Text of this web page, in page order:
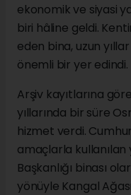
ekonomik ve siyasi
biri hâline geldi.
eden bina, uzun
önemli bir yer edindi.
Arşiv kayıtlarına
yıllarında bir süre
hizmet verdi.
amaçlarla kullanılan
Başkanlığı binası
yönüyle Kangal